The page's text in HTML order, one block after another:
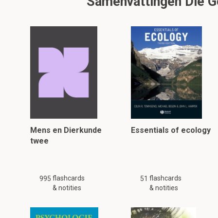
Mens en Dierkunde
twee
995 flashcards
& notities
Essentials of ecology
51 flashcards
& notities